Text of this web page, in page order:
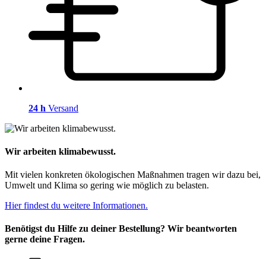
24 h Versand
Wir arbeiten klimabewusst.
Mit vielen konkreten ökologischen Maßnahmen tragen wir dazu bei,
Umwelt und Klima so gering wie möglich zu belasten.
Hier findest du weitere Informationen.
Benötigst du Hilfe zu deiner Bestellung? Wir beantworten
gerne deine Fragen.